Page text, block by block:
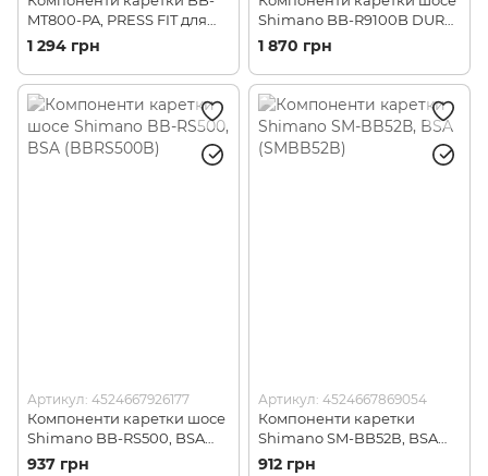
MT800-PA, PRESS FIT для
MTB (BBMT800PA)
1 294 грн
Shimano BB-R9100B DURA-
ACE, BSA (BBR9100B)
1 870 грн
Артикул: 4524667926177
Компоненти каретки шосе
Shimano BB-RS500, BSA
(BBRS500B)
937 грн
Артикул: 4524667869054
Компоненти каретки
Shimano SM-BB52В, BSA
(SMBB52B)
912 грн